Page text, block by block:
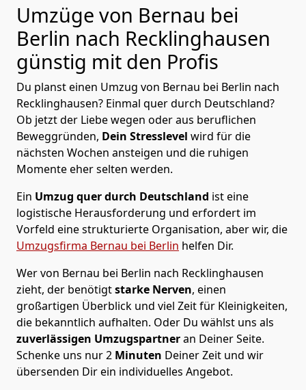
Umzüge von Bernau bei
Berlin nach Recklinghausen
günstig mit den Profis
Du planst einen Umzug von Bernau bei Berlin nach
Recklinghausen? Einmal quer durch Deutschland?
Ob jetzt der Liebe wegen oder aus beruflichen
Beweggründen, Dein Stresslevel wird für die
nächsten Wochen ansteigen und die ruhigen
Momente eher selten werden.
Ein Umzug quer durch Deutschland ist eine
logistische Herausforderung und erfordert im
Vorfeld eine strukturierte Organisation, aber wir, die
Umzugsfirma Bernau bei Berlin helfen Dir.
Wer von Bernau bei Berlin nach Recklinghausen
zieht, der benötigtstarke Nerven, einen
großartigen Überblick und viel Zeit für Kleinigkeiten,
die bekanntlich aufhalten. Oder Du wählst uns als
zuverlässigen Umzugspartneran Deiner Seite.
Schenke uns nur2 Minuten Deiner Zeit und wir
übersenden Dir ein individuelles Angebot.